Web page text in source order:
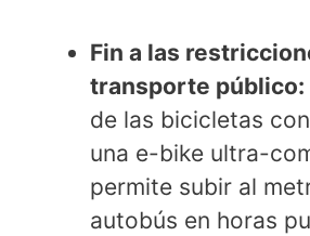
Fin a las
transporte público:
de las bicicletas
una e-bike ultra-
permite subir al
autobús en horas